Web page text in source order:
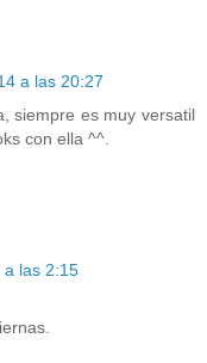
a las 20:27
siempre es muy versatil
con ella ^^.
a las 2:15